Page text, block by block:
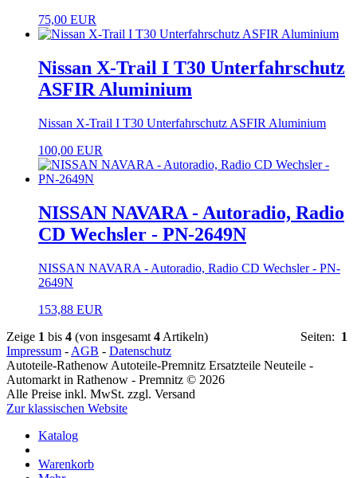
75,00 EUR
Nissan X-Trail I T30 Unterfahrschutz
ASFIR Aluminium
Nissan X-Trail I T30 Unterfahrschutz ASFIR Aluminium
100,00 EUR
NISSAN NAVARA - Autoradio, Radio
CD Wechsler - PN-2649N
NISSAN NAVARA - Autoradio, Radio CD Wechsler - PN-
2649N
153,88 EUR
Zeige 1 bis 4 (von insgesamt 4 Artikeln) Seiten: 1
Impressum - AGB - Datenschutz
Autoteile-Rathenow Autoteile-Premnitz Ersatzteile Neuteile -
Automarkt in Rathenow - Premnitz © 2026
Alle Preise inkl. MwSt. zzgl. Versand
Zur klassischen Website
Katalog
Warenkorb